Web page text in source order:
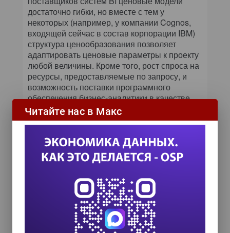
достаточно гибки, но вместе с тем у
некоторых (например, у компании Cognos,
входящей сейчас в состав корпорации IBM)
структура ценообразования позволяет
адаптировать ценовые параметры к проекту
любой величины. Кроме того, рост спроса на
ресурсы, предоставляемые по запросу, и
возможность поставки программного
обеспечения бизнес-аналитики в качестве
услуги, позволяющая сократить сроки
внедрения и снизить первоначальные
альтернативный путь.
«Гибкость подобного рода имеет очень
важное значение, — отметил О’Коннелл. —
Без этого проекты даже с потенциально
высокой окупаемостью умирают в процессе
стоимостного анализа».
В этом и заключаются реальные скрытые
затраты на внедрение систем BI.
Читайте нас в Макс